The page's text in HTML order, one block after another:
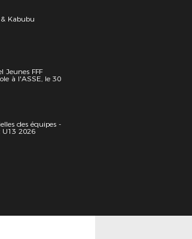
Kabubu
Jeunes FFF
à l'ASSE, le 30
des équipes -
U13 2026